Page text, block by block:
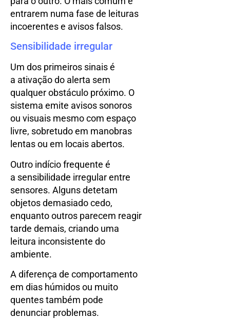
entrarem numa fase de leituras
incoerentes e avisos falsos.
Sensibilidade irregular
Um dos primeiros sinais é
a ativação do alerta sem
qualquer obstáculo próximo. O
sistema emite avisos sonoros
ou visuais mesmo com espaço
livre, sobretudo em manobras
lentas ou em locais abertos.
Outro indício frequente é
a sensibilidade irregular entre
sensores. Alguns detetam
objetos demasiado cedo,
enquanto outros parecem reagir
tarde demais, criando uma
leitura inconsistente do
ambiente.
A diferença de comportamento
em dias húmidos ou muito
quentes também pode
denunciar problemas.